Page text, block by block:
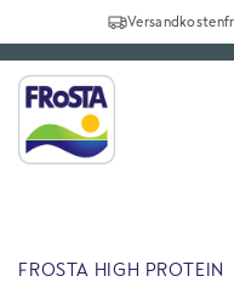
FROSTA HIGH PROTEIN